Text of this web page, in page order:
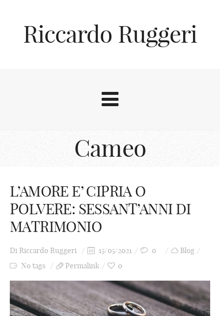
Riccardo Ruggeri
Cameo
L’AMORE E’ CIPRIA O
POLVERE: SESSANT’ANNI DI
MATRIMONIO
Di Riccardo Ruggeri 15/05/2021 0
Blog
No tags
Permalink 0